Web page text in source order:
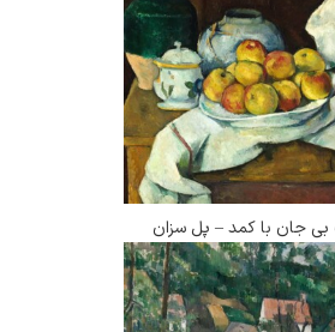
جان با کمد – پل سزان